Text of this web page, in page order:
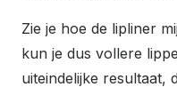
Zie je hoe de lipliner
kun je dus vollere
uiteindelijke resultaat,